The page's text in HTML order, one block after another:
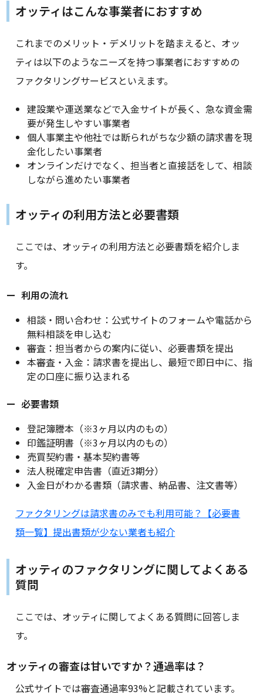
オッティはこんな事業者におすすめ
これまでのメリット・デメリットを踏まえると、オッ
ティは以下のようなニーズを持つ事業者におすすめの
ファクタリングサービスといえます。
建設業や運送業などで入金サイトが長く、急な資金需
要が発生しやすい事業者
個人事業主や他社では断られがちな少額の請求書を現
金化したい事業者
オンラインだけでなく、担当者と直接話をして、相談
しながら進めたい事業者
オッティの利用方法と必要書類
ここでは、オッティの利用方法と必要書類を紹介しま
す。
利用の流れ
相談・問い合わせ：公式サイトのフォームや電話から
無料相談を申し込む
審査：担当者からの案内に従い、必要書類を提出
本審査・入金：請求書を提出し、最短で即日中に、指
定の口座に振り込まれる
必要書類
登記簿謄本（※3ヶ月以内のもの）
印鑑証明書（※3ヶ月以内のもの）
売買契約書・基本契約書等
法人税確定申告書（直近3期分）
入金日がわかる書類（請求書、納品書、注文書等）
ファクタリングは請求書のみでも利用可能？【必要書
類一覧】提出書類が少ない業者も紹介
オッティのファクタリングに関してよくある
質問
ここでは、オッティに関してよくある質問に回答しま
す。
オッティの審査は甘いですか？通過率は？
公式サイトでは審査通過率93%と記載されています。